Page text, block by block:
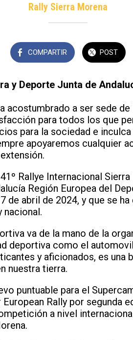
Rally Sierra Morena
COMPARTIR POST
y Deporte Junta de
acostumbrado a ser sede
para todos los que
para la sociedad e
apoyaremos cualquier
Rallye Internacional
Región Europea del
de abril de 2024, y que se
nacional.
va de la mano de la
deportiva como el
y aficionados, es una
nuestra tierra.
puntuable para el
Rally por segunda
a nivel